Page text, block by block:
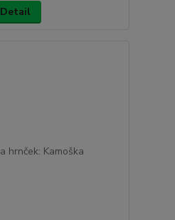
Detail